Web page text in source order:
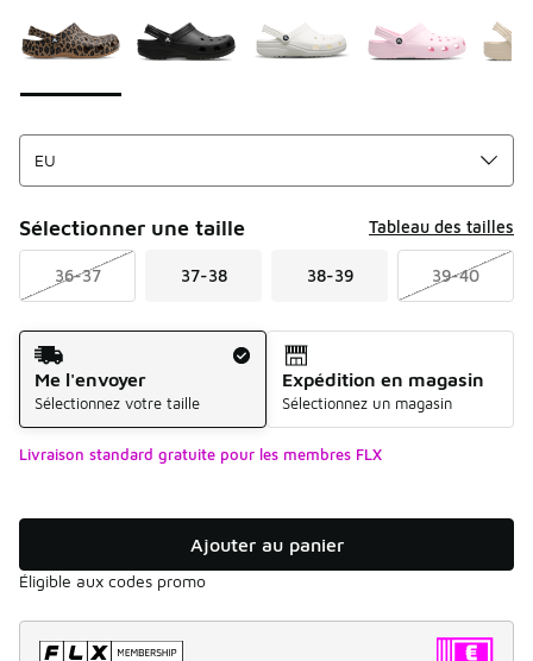
Sélectionner une taille Tableau des tailles
36-37 37-38 38-39 39-40
Mode d'expédition
Me l'envoyer
Sélectionnez votre taille
Expédition en magasin
Sélectionnez un magasin
Livraison standard gratuite pour les membres FLX
Ajouter au panier
Éligible aux codes promo